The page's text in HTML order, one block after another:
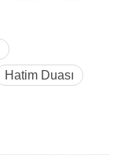
Hatim Duası